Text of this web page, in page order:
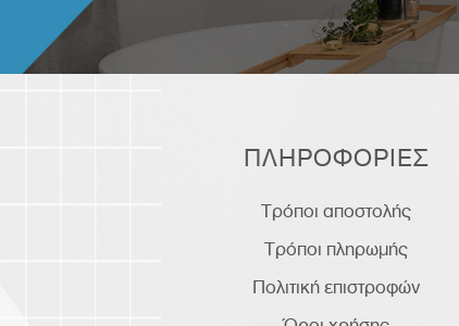
ΠΛΗΡΟΦΟΡΙΕΣ
Τρόποι αποστολής
Τρόποι πληρωμής
Πολιτική επιστροφών